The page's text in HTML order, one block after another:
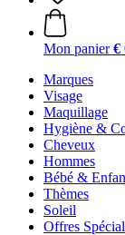
Mon panier €
Marques
Visage
Maquillage
Hygiène &
Cheveux
Hommes
Bébé &
Thèmes
Soleil
Offres